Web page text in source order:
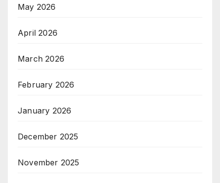
May 2026
April 2026
March 2026
February 2026
January 2026
December 2025
November 2025